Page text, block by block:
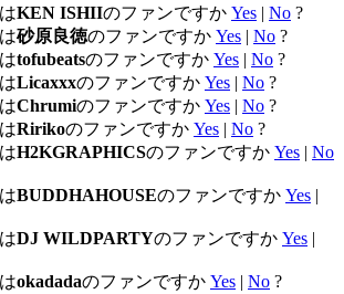
KEN ISHIIのファンですか Yes | No ?
砂原良徳のファンですか Yes | No ?
tofubeatsのファンですか Yes | No ?
Licaxxxのファンですか Yes | No ?
Chrumiのファンですか Yes | No ?
Ririkoのファンですか Yes | No ?
H2KGRAPHICSのファンですか Yes | No
BUDDHAHOUSEのファンですか Yes |
DJ WILDPARTYのファンですか Yes |
okadadaのファンですか Yes | No ?